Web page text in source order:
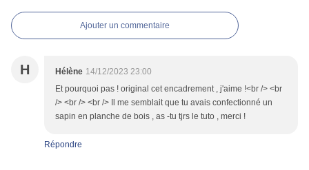
Ajouter un commentaire
H Hélène 14/12/2023 23:00
Et pourquoi pas ! original cet encadrement , j'aime !<br /> <br
/> <br /> <br /> Il me semblait que tu avais confectionné un
sapin en planche de bois , as -tu tjrs le tuto , merci !
Répondre